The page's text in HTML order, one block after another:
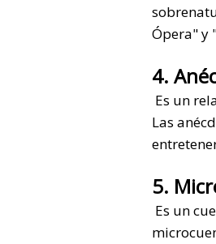
Ópera" y
4.
Es un
Las
5.
Es un